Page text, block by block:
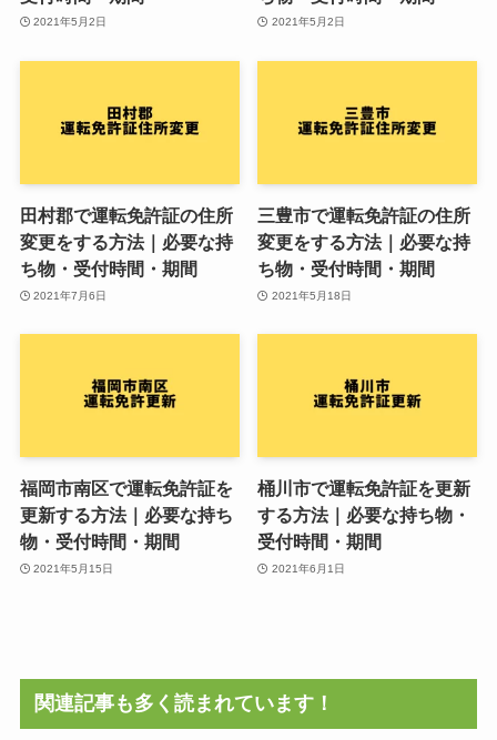
2021年5月2日 2021年5月2日
田村郡で運転免許証の住所
変更をする方法｜必要な持
ち物・受付時間・期間
2021年7月6日
三豊市で運転免許証の住所
変更をする方法｜必要な持
ち物・受付時間・期間
2021年5月18日
福岡市南区で運転免許証を
更新する方法｜必要な持ち
物・受付時間・期間
2021年5月15日
桶川市で運転免許証を更新
する方法｜必要な持ち物・
受付時間・期間
2021年6月1日
関連記事も多く読まれています！